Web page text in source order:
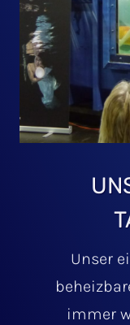
Unser
immer